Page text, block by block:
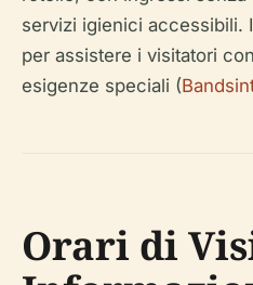
servizi igienici accessibili.
per assistere i visitatori
esigenze speciali (
Orari di